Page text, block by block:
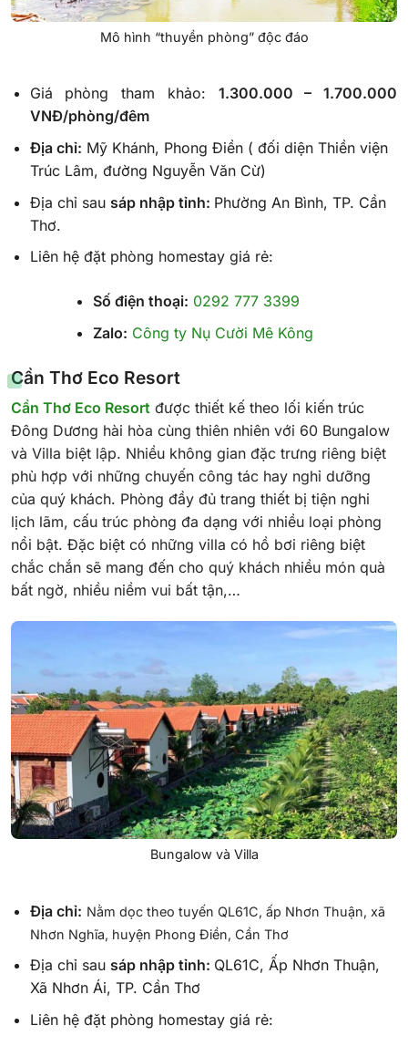
Mô hình “thuyền phòng” độc đáo
Giá phòng tham khảo: 1.300.000 – 1.700.000
VNĐ/phòng/đêm
Địa chỉ: Mỹ Khánh, Phong Điền ( đối diện Thiền viện
Trúc Lâm, đường Nguyễn Văn Cừ)
Địa chỉ sau sáp nhập tỉnh: Phường An Bình, TP. Cần
Thơ.
Liên hệ đặt phòng homestay giá rẻ:
Số điện thoại: 0292 777 3399
Zalo: Công ty Nụ Cười Mê Kông
Cần Thơ Eco Resort
Cần Thơ Eco Resort được thiết kế theo lối kiến trúc
Đông Dương hài hòa cùng thiên nhiên với 60 Bungalow
và Villa biệt lập. Nhiều không gian đặc trưng riêng biệt
phù hợp với những chuyến công tác hay nghỉ dưỡng
của quý khách. Phòng đầy đủ trang thiết bị tiện nghi
lịch lãm, cấu trúc phòng đa dạng với nhiều loại phòng
nổi bật. Đặc biệt có những villa có hồ bơi riêng biệt
chắc chắn sẽ mang đến cho quý khách nhiều món quà
bất ngờ, nhiều niềm vui bất tận,…
Bungalow và Villa
Địa chỉ: Nằm dọc theo tuyến QL61C, ấp Nhơn Thuận, xã
Nhơn Nghĩa, huyện Phong Điền, Cần Thơ
Địa chỉ sau sáp nhập tỉnh: QL61C, Ấp Nhơn Thuận,
Xã Nhơn Ái, TP. Cần Thơ
Liên hệ đặt phòng homestay giá rẻ: